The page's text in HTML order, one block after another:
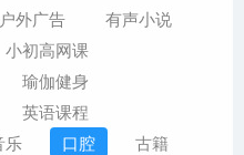
外广告
有声小说
小初高网课
瑜伽健身
英语课程
乐 口腔
古籍